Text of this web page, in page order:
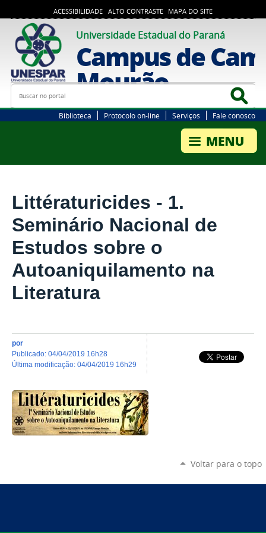
ACESSIBILIDADE ALTO CONTRASTE MAPA DO SITE
Universidade Estadual do Paraná
Campus de
Mourão
Busca
Biblioteca Protocolo on-line Serviços Fale conosco
Littératuricides - 1.
Seminário Nacional de
Estudos sobre o
Autoaniquilamento na
Literatura
por
publicado: 04/04/2019 16h28
última modificação: 04/04/2019 16h29
Voltar para o topo